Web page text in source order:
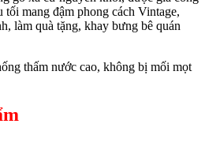
mang đậm phong cách Vintage,
làm quà tặng, khay bưng bê quán
thấm nước cao, không bị mối mọt